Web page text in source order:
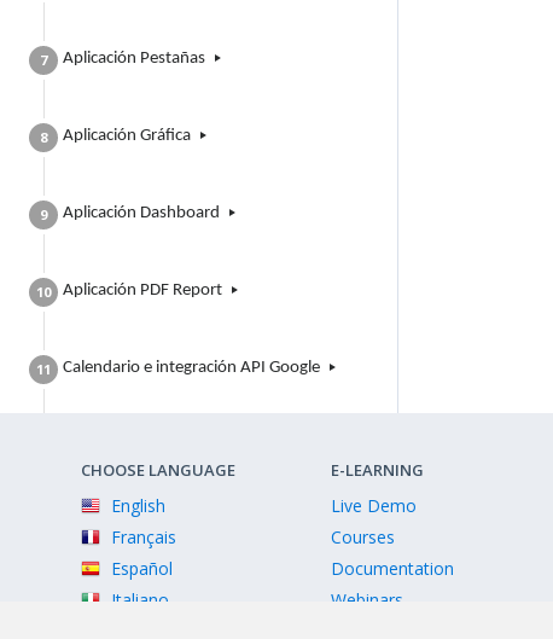
7 Aplicación Pestañas
8 Aplicación Gráfica
9 Aplicación Dashboard
10 Aplicación PDF Report
11 Calendario e integración API Google
CHOOSE LANGUAGE
English
Français
Español
Italiano
E-LEARNING
Live Demo
Courses
Documentation
Webinars